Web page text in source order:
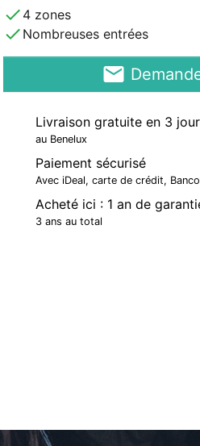
done 4 zones
done Nombreuses entrées
email
Livraison gratuite en 3
au Benelux
Paiement sécurisé
Avec iDeal, carte de crédit,
Acheté ici : 1 an de
3 ans au total